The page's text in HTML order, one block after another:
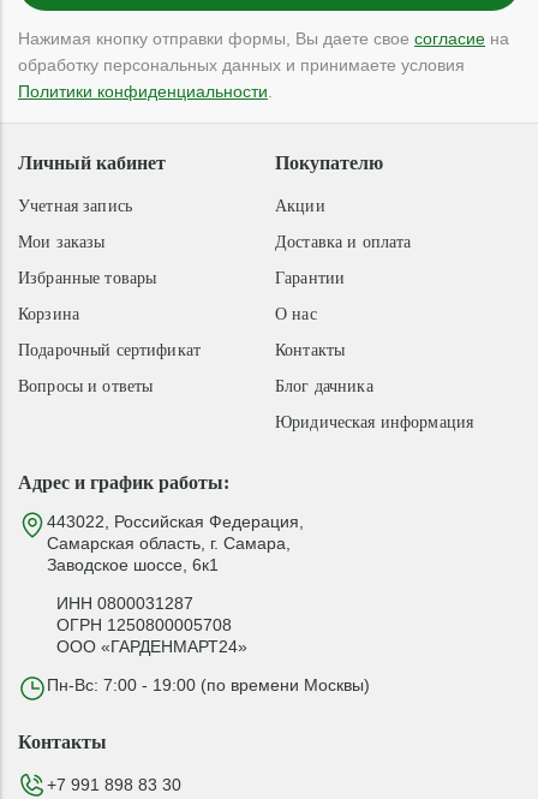
Нажимая кнопку отправки формы, Вы даете свое согласие на
обработку персональных данных и принимаете условия
Политики конфиденциальности
Адрес и график работы:
443022, Российская Федерация,
Самарская область, г. Самара,
Заводское шоссе, 6к1
ИНН 0800031287
ОГРН 1250800005708
ООО «ГАРДЕНМАРТ24»
Пн-Вс: 7:00 - 19:00 (по времени Москвы)
Покупателю
Акции
Доставка и оплата
Гарантии
О нас
Контакты
Блог дачника
Юридическая информация
Личный кабинет
Учетная запись
Мои заказы
Избранные товары
Корзина
Подарочный сертификат
Вопросы и ответы
Контакты
+7 991 898 83 30